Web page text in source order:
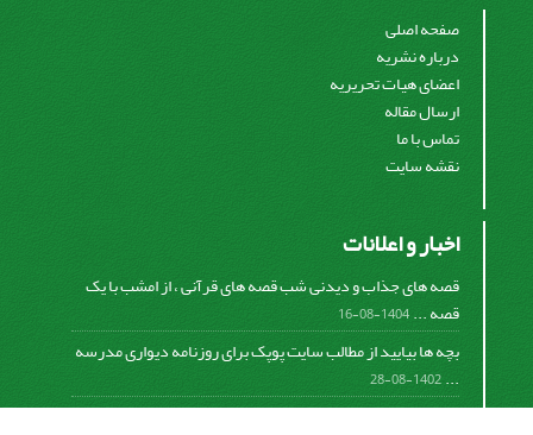
صفحه اصلی
درباره نشریه
اعضای هیات تحریریه
ارسال مقاله
تماس با ما
نقشه سایت
اخبار و اعلانات
قصه های جذاب و دیدنی شب قصه های قرآنی ، از امشب با یک
قصه ...1404-08-16
بچه ها بیایید از مطالب سایت پوپک برای روزنامه دیواری مدرسه
...
1402-08-28